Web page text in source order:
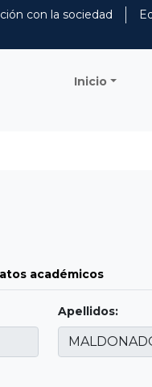
con la sociedad
Inicio
académicos
Apellidos: